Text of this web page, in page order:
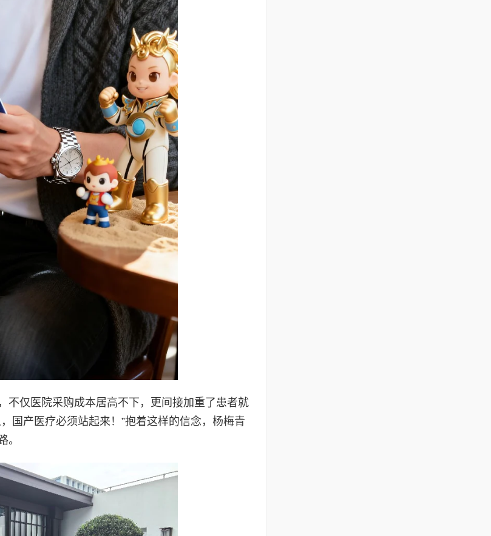
不仅医院采购成本居高不下，更间接加重了患者就
国产医疗必须站起来！”抱着这样的信念，杨梅青
。